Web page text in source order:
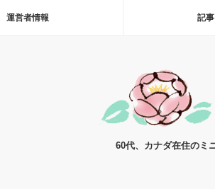
運営者情報 記
60代、カナダ在住のミ